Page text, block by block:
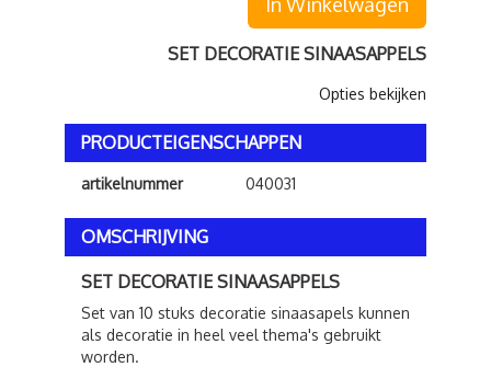
SET DECORATIE SINAASAPPELS
Opties bekijken
PRODUCTEIGENSCHAPPEN
artikelnummer 040031
OMSCHRIJVING
SET DECORATIE SINAASAPPELS
Set van 10 stuks decoratie sinaasapels kunnen
als decoratie in heel veel thema's gebruikt
worden.